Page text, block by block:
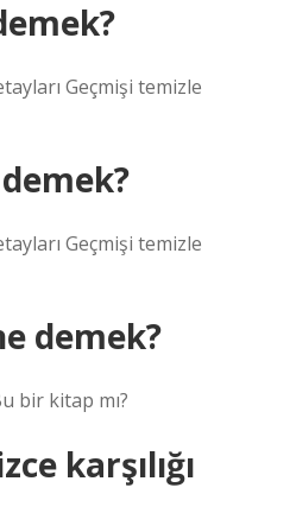
Geçmişi temizle
Geçmişi temizle
demek?
bir kitap mı?
karşılığı